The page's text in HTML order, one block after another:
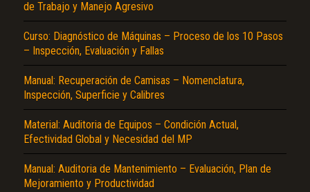
de Trabajo y Manejo Agresivo
Curso: Diagnóstico de Máquinas – Proceso de los 10 Pasos
– Inspección, Evaluación y Fallas
Manual: Recuperación de Camisas – Nomenclatura,
Inspección, Superficie y Calibres
Material: Auditoria de Equipos – Condición Actual,
Efectividad Global y Necesidad del MP
Manual: Auditoria de Mantenimiento – Evaluación, Plan de
Mejoramiento y Productividad